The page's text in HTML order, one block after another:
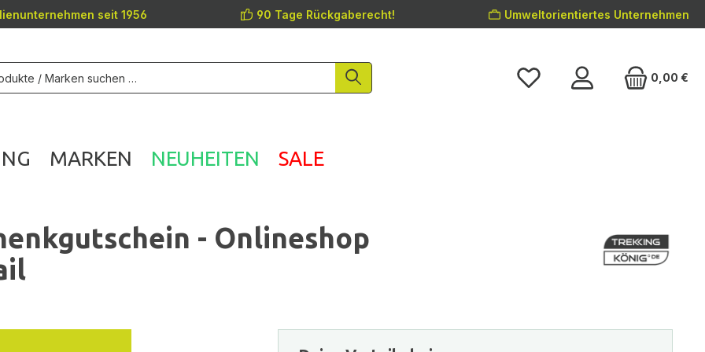
seit 1956 90 Tage Rückgaberecht! Umweltorientiertes Unternehmen
0,00 €
MARKEN NEUHEITEN SALE
- Onlineshop